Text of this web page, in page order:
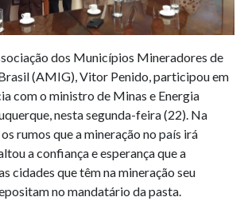
dos Municípios Mineradores de
(AMIG), Vitor Penido, participou em
com o ministro de Minas e Energia
nesta segunda-feira (22). Na
rumos que a mineração no país irá
a confiança e esperança que a
cidades que têm na mineração seu
no mandatário da pasta.